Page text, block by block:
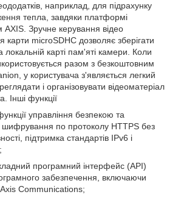
наприклад, для підрахунку
тепла, завдяки платформі
Зручне керування відео
карти microSDHC дозволяє зберігати
локальній карті пам'яті камери. Коли
разом з безкоштовним
у користувача з'являється легкий
і організовувати відеоматеріал
Інші функції
управління безпекою та
шифрування по протоколу HTTPS без
підтримка стандартів IPv6 і
програмний інтерфейс (API)
забезпечення, включаючи
Communications;